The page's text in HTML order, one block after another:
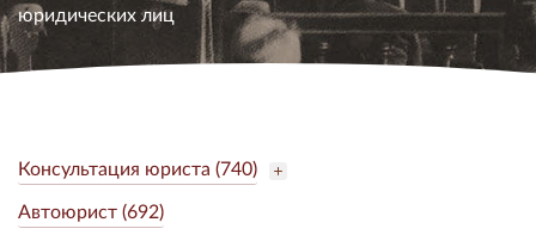
юридических лиц
Консультация юриста (740)
Автоюрист (692)